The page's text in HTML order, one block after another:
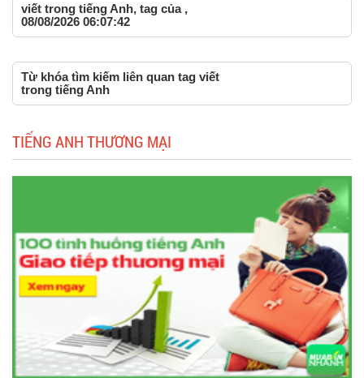
viết trong tiếng Anh, tag của ,
08/08/2026 06:07:42
Từ khóa tìm kiếm liên quan tag viết
trong tiếng Anh
TIẾNG ANH THƯƠNG MẠI